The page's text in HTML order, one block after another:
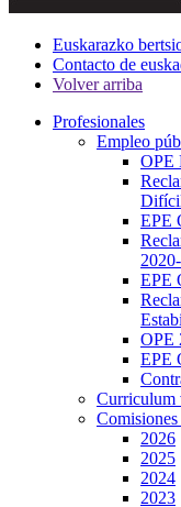
Euskarazko
Contacto de
Volver arriba
Profesionales
Empleo
OPE
EPE
EPE
OPE
EPE
Curriculum
2026
2025
2024
2023